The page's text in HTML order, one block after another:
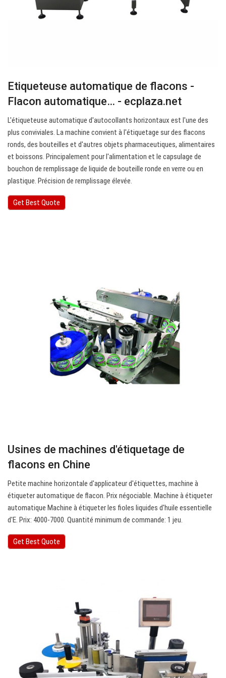
Etiqueteuse automatique de flacons -
Flacon automatique… - ecplaza.net
L'étiqueteuse automatique d'autocollants horizontaux est l'une des
plus conviviales. La machine convient à l'étiquetage sur des flacons
ronds, des bouteilles et d'autres objets pharmaceutiques, alimentaires
et boissons. Principalement pour l'alimentation et le capsulage de
bouchon de remplissage de liquide de bouteille ronde en verre ou en
plastique. Précision de remplissage élevée.
Get Best Quote
Usines de machines d'étiquetage de
flacons en Chine
Petite machine horizontale d'applicateur d'étiquettes, machine à
étiqueter automatique de flacon. Prix négociable. Machine à étiqueter
automatique Machine à étiqueter les fioles liquides d'huile essentielle
d'E. Prix: 4000-7000. Quantité minimum de commande: 1 jeu.
Get Best Quote